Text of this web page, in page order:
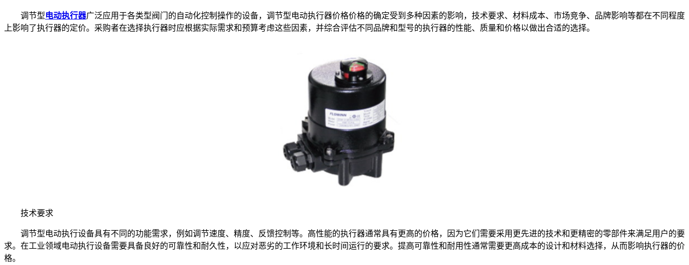
调节型电动执行器广泛应用于各类型阀门的自动化控制操作的设备，调节型电动执行器价格价格的确定受到多种因素的影响，技术要求、材料成本、市场竞争、品牌影响等都在不同程度
上影响了执行器的定价。采购者在选择执行器时应根据实际需求和预算考虑这些因素，并综合评估不同品牌和型号的执行器的性能、质量和价格以做出合适的选择。
技术要求
调节型电动执行设备具有不同的功能需求，例如调节速度、精度、反馈控制等。高性能的执行器通常具有更高的价格，因为它们需要采用更先进的技术和更精密的零部件来满足用户的要
求。在工业领域电动执行设备需要具备良好的可靠性和耐久性，以应对恶劣的工作环境和长时间运行的要求。提高可靠性和耐用性通常需要更高成本的设计和材料选择，从而影响执行器的价
格。